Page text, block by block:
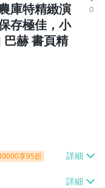
庫特精緻演
存極佳，小
赫 書頁精
0
享95折